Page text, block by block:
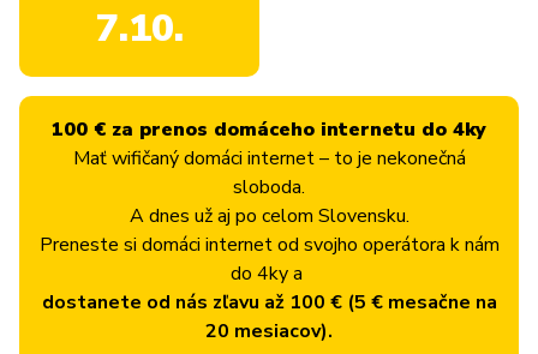
7.10.
100 € za prenos domáceho internetu do 4ky
Mať wifičaný domáci internet – to je nekonečná
sloboda.
A dnes už aj po celom Slovensku.
Preneste si domáci internet od svojho operátora k nám
do 4ky a
dostanete od nás zľavu až 100 € (5 € mesačne na
20 mesiacov).